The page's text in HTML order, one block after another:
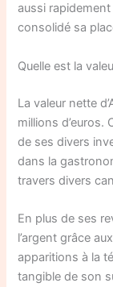
aussi
consolidé sa
Quelle est la
La valeur nette
millions
de ses divers
dans la
travers divers
En plus de ses
l’argent grâce
apparitions à la
tangible de son